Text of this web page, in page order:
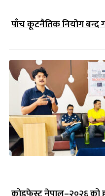
पाँच कूटनैतिक नियोग बन्द